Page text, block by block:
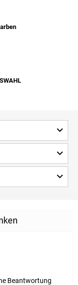
von 5 Sternen.
Beantwortung